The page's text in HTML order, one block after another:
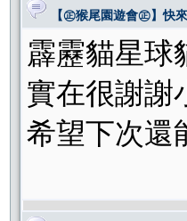
【㊣猴尾園遊會㊣】快
霹靂貓星球
實在很謝謝
希望下次還